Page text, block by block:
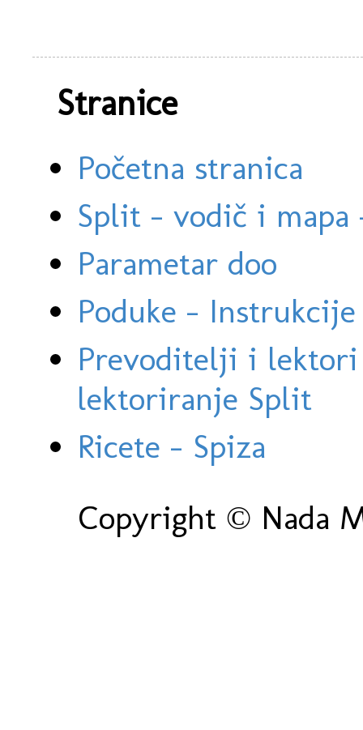
Stranice
Početna stranica
Split - vodič i
Parametar doo
Poduke -
Prevoditelji i
lektoriranje Split
Ricete - Spiza
Copyright © Nada